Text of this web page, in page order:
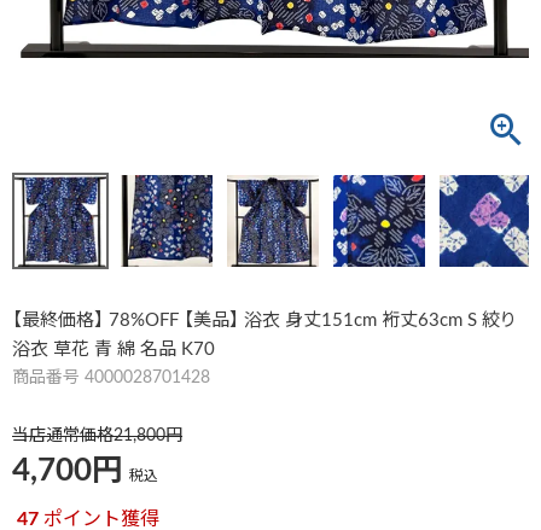
【最終価格】 78%OFF 【美品】 浴衣 身丈151cm 裄丈63cm S 絞り
浴衣 草花 青 綿 名品 K70
商品番号 4000028701428
当店通常価格21,800
4,700 税込
47 ポイント獲得